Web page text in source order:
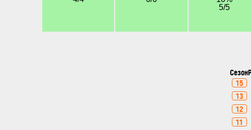
5/5
Сезон
15
13
12
11